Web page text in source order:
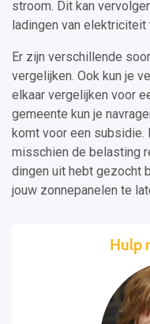
stroom. Dit kan
ladingen van
Er zijn verschillende
vergelijken. Ook kun je
elkaar vergelijken voor
gemeente kun je
komt voor een subsidie.
misschien de belasting
dingen uit hebt gezocht
jouw zonnepanelen te
Hulp